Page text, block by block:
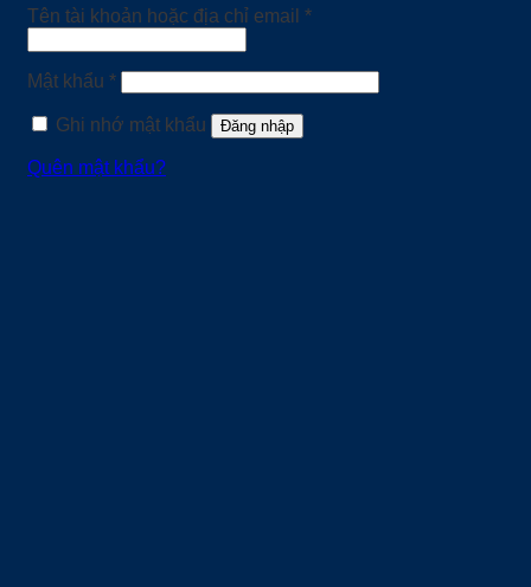
Tên tài khoản hoặc địa chỉ email *Bắt
Mật khẩu *Bắt
Ghi nhớ mật khẩu
Đăng nhập
Quên mật khẩu?